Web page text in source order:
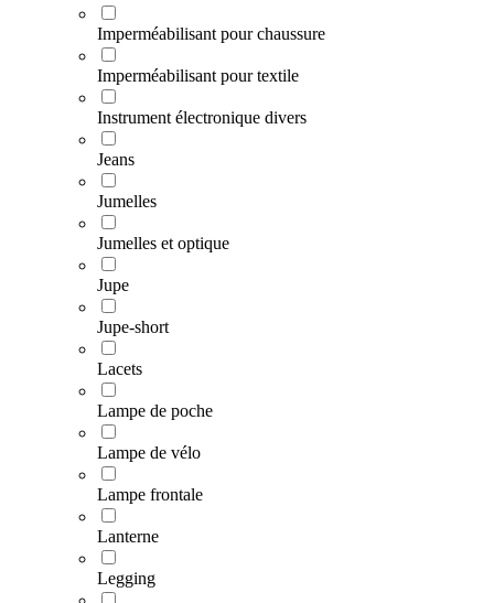
Imperméabilisant pour chaussure
Imperméabilisant pour textile
Instrument électronique divers
Jeans
Jumelles
Jumelles et optique
Jupe
Jupe-short
Lacets
Lampe de poche
Lampe de vélo
Lampe frontale
Lanterne
Legging